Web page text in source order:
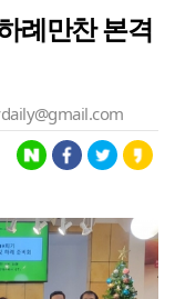
례만찬 본격